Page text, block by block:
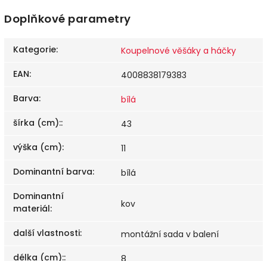
Doplňkové parametry
Kategorie:
Koupelnové věšáky a háčky
EAN:
4008838179383
Barva:
bílá
šírka (cm)::
43
výška (cm):
11
Dominantní barva:
bílá
Dominantní
materiál: kov
další vlastnosti:
montážní sada v balení
délka (cm):: 8